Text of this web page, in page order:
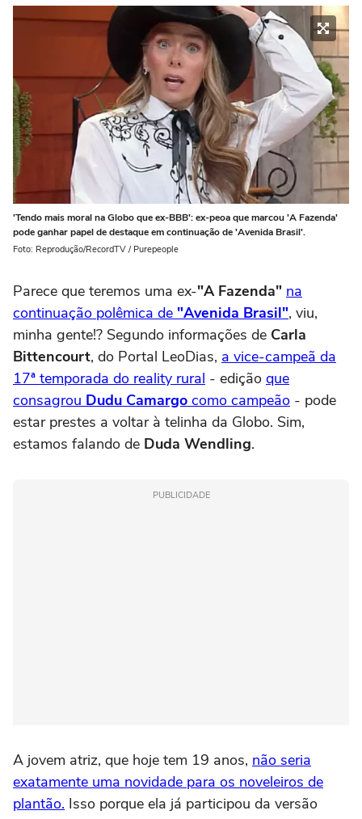
'Tendo mais moral na Globo que ex-BBB': ex-peoa que marcou 'A Fazenda'
pode ganhar papel de destaque em continuação de 'Avenida Brasil'.
Foto: Reprodução/RecordTV / Purepeople
Parece que teremos uma ex-"A Fazenda" na
continuação polêmica de "Avenida Brasil", viu,
minha gente!? Segundo informações de Carla
Bittencourt, do Portal LeoDias, a vice-campeã da
17ª temporada do reality rural - edição que
consagrou Dudu Camargo como campeão - pode
estar prestes a voltar à telinha da Globo. Sim,
estamos falando de Duda Wendling.
PUBLICIDADE
A jovem atriz, que hoje tem 19 anos, não seria
exatamente uma novidade para os noveleiros de
plantão. Isso porque ela já participou da versão